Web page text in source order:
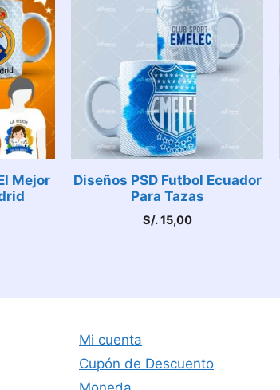
Mejor
Diseños PSD Futbol Ecuador
Para Tazas
S/.15,00
Mi cuenta
Cupón de Descuento